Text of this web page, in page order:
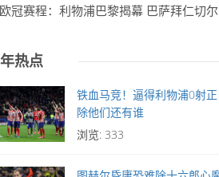
热点
铁血马竞！逼得利物浦0射
除他们还有谁
浏览: 333